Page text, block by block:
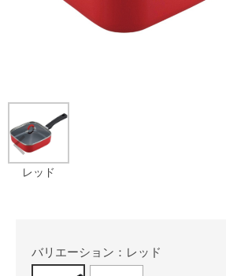
レッド
Prev
バリエーション：レッド